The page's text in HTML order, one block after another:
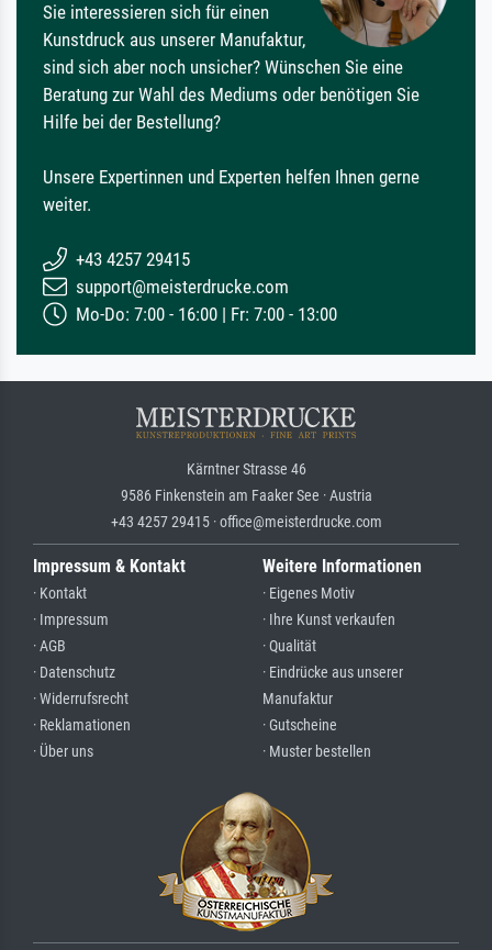
Sie interessieren sich für einen
Kunstdruck aus unserer Manufaktur,
sind sich aber noch unsicher? Wünschen Sie eine
Beratung zur Wahl des Mediums oder benötigen Sie
Hilfe bei der Bestellung?
Unsere Expertinnen und Experten helfen Ihnen gerne
weiter.
+43 4257 29415
support@meisterdrucke.com
Mo-Do: 7:00 - 16:00 | Fr: 7:00 - 13:00
Kärntner Strasse 46
9586 Finkenstein am Faaker See · Austria
+43 4257 29415 · office@meisterdrucke.com
Impressum & Kontakt
· Kontakt
· Impressum
· AGB
· Datenschutz
· Widerrufsrecht
· Reklamationen
· Über uns
Weitere Informationen
· Eigenes Motiv
· Ihre Kunst verkaufen
· Qualität
· Eindrücke aus unserer
Manufaktur
· Gutscheine
· Muster bestellen